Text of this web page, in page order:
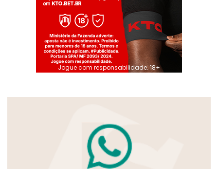
Jogue com responsabilidade. 18+